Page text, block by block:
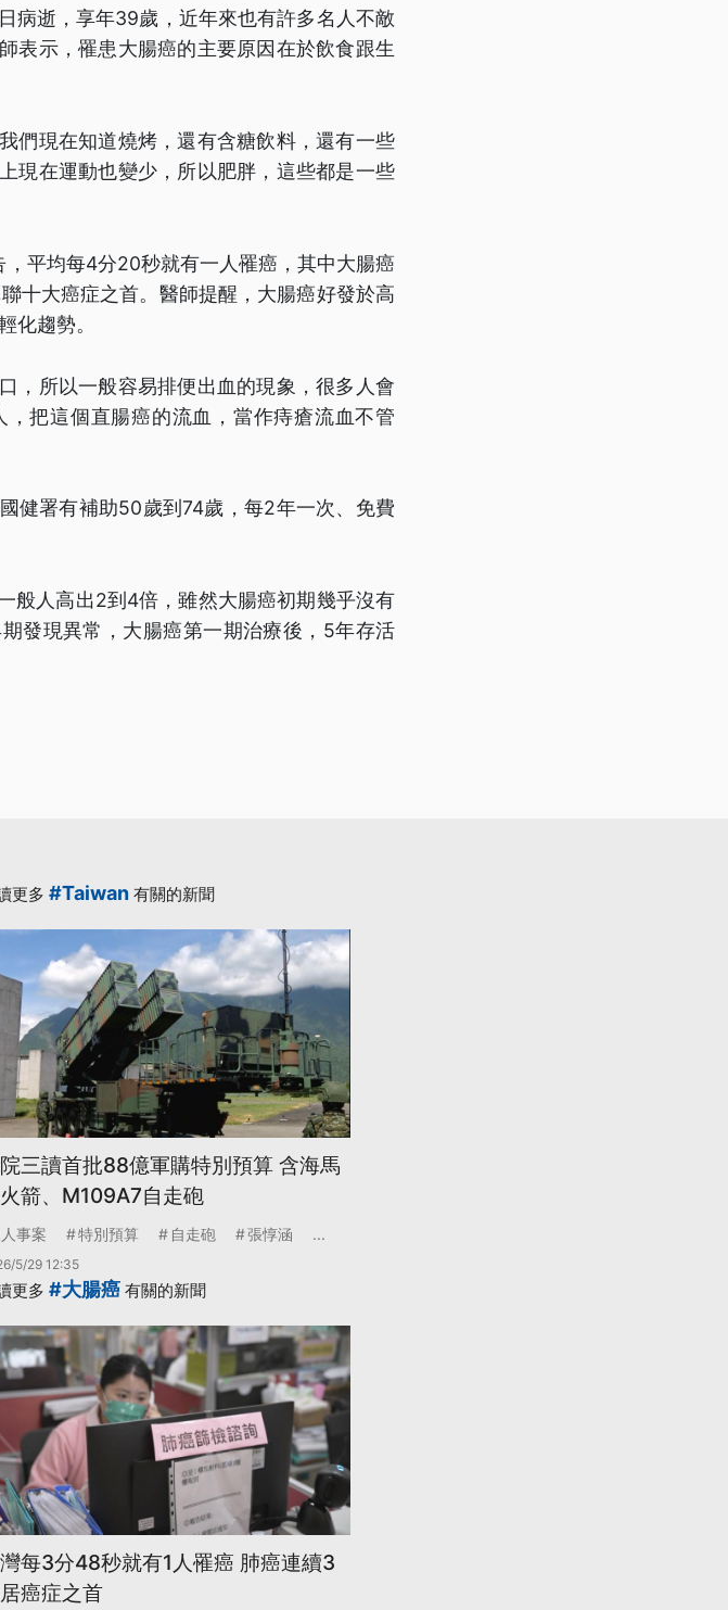
病逝，享年39歲，近年來也有許多名人不敵
表示，罹患大腸癌的主要原因在於飲食跟生
們現在知道燒烤，還有含糖飲料，還有一些
現在運動也變少，所以肥胖，這些都是一些
平均每4分20秒就有一人罹癌，其中大腸癌
十大癌症之首。醫師提醒，大腸癌好發於高
化趨勢。
，所以一般容易排便出血的現象，很多人會
把這個直腸癌的流血，當作痔瘡流血不管
健署有補助50歲到74歲，每2年一次、免費
般人高出2到4倍，雖然大腸癌初期幾乎沒有
發現異常，大腸癌第一期治療後，5年存活
更多 #Taiwan 有關的新聞
三讀首批88億軍購特別預算 含海馬
箭、M109A7自走砲
人事案 特別預算 自走砲 張惇涵 ...
5/29 12:35
更多 #大腸癌 有關的新聞
每3分48秒就有1人罹癌 肺癌連續3
癌症之首